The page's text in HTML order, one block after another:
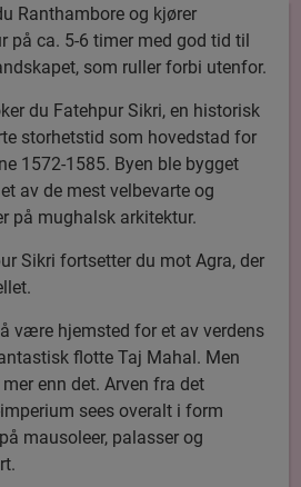
Ranthambore og kjører
på ca. 5-6 timer med god tid til
som ruller forbi utenfor.
du Fatehpur Sikri, en historisk
storhetstid som hovedstad for
1572-1585. Byen ble bygget
av de mest velbevarte og
på mughalsk arkitektur.
Sikri fortsetter du mot Agra, der
være hjemsted for et av verdens
flotte Taj Mahal. Men
enn det. Arven fra det
sees overalt i form
mausoleer, palasser og